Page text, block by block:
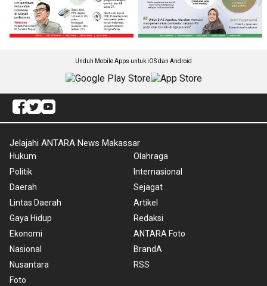
Unduh Mobile Apps untuk iOS dan Android
Jelajahi ANTARA News Makassar
Hukum
Politik
Daerah
Lintas Daerah
Gaya Hidup
Ekonomi
Nasional
Nusantara
Foto
Olahraga
Internasional
Sejagat
Artikel
Redaksi
ANTARA Foto
BrandA
RSS